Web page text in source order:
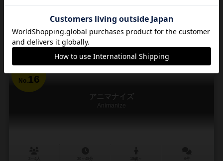
カートに追加する
3,520円（税込）
No. 16
アニマナイズ
Animanize